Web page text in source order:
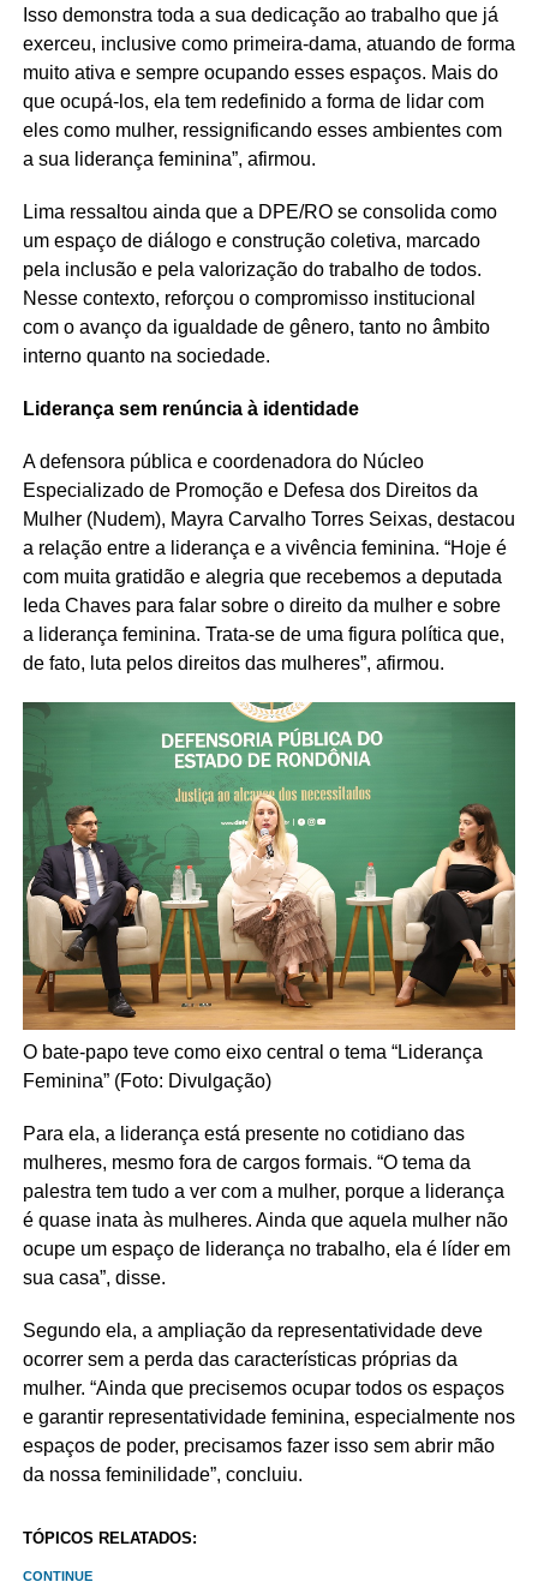
Isso demonstra toda a sua dedicação ao trabalho que já
exerceu, inclusive como primeira-dama, atuando de forma
muito ativa e sempre ocupando esses espaços. Mais do
que ocupá-los, ela tem redefinido a forma de lidar com
eles como mulher, ressignificando esses ambientes com
a sua liderança feminina”, afirmou.
Lima ressaltou ainda que a DPE/RO se consolida como
um espaço de diálogo e construção coletiva, marcado
pela inclusão e pela valorização do trabalho de todos.
Nesse contexto, reforçou o compromisso institucional
com o avanço da igualdade de gênero, tanto no âmbito
interno quanto na sociedade.
Liderança sem renúncia à identidade
A defensora pública e coordenadora do Núcleo
Especializado de Promoção e Defesa dos Direitos da
Mulher (Nudem), Mayra Carvalho Torres Seixas, destacou
a relação entre a liderança e a vivência feminina. “Hoje é
com muita gratidão e alegria que recebemos a deputada
Ieda Chaves para falar sobre o direito da mulher e sobre
a liderança feminina. Trata-se de uma figura política que,
de fato, luta pelos direitos das mulheres”, afirmou.
O bate-papo teve como eixo central o tema “Liderança
Feminina” (Foto: Divulgação)
Para ela, a liderança está presente no cotidiano das
mulheres, mesmo fora de cargos formais. “O tema da
palestra tem tudo a ver com a mulher, porque a liderança
é quase inata às mulheres. Ainda que aquela mulher não
ocupe um espaço de liderança no trabalho, ela é líder em
sua casa”, disse.
Segundo ela, a ampliação da representatividade deve
ocorrer sem a perda das características próprias da
mulher. “Ainda que precisemos ocupar todos os espaços
e garantir representatividade feminina, especialmente nos
espaços de poder, precisamos fazer isso sem abrir mão
da nossa feminilidade”, concluiu.
TÓPICOS RELATADOS:
CONTINUE